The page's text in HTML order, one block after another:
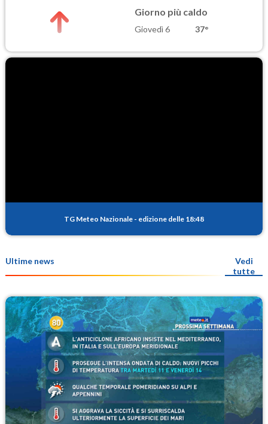
Giorno più caldo
Giovedì 6 37°
TG Meteo Nazionale - edizione delle 18:48
Ultime news
Vedi
tutte